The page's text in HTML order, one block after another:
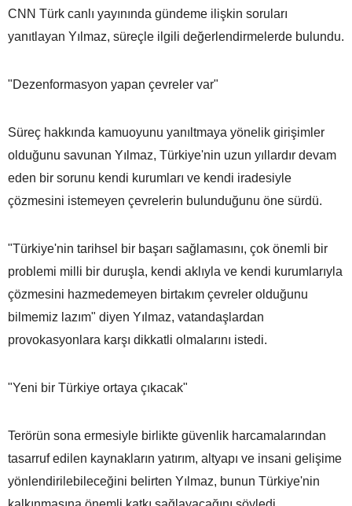
CNN Türk canlı yayınında gündeme ilişkin soruları
yanıtlayan Yılmaz, süreçle ilgili değerlendirmelerde bulundu.
"Dezenformasyon yapan çevreler var"
Süreç hakkında kamuoyunu yanıltmaya yönelik girişimler
olduğunu savunan Yılmaz, Türkiye'nin uzun yıllardır devam
eden bir sorunu kendi kurumları ve kendi iradesiyle
çözmesini istemeyen çevrelerin bulunduğunu öne sürdü.
"Türkiye'nin tarihsel bir başarı sağlamasını, çok önemli bir
problemi milli bir duruşla, kendi aklıyla ve kendi kurumlarıyla
çözmesini hazmedemeyen birtakım çevreler olduğunu
bilmemiz lazım" diyen Yılmaz, vatandaşlardan
provokasyonlara karşı dikkatli olmalarını istedi.
"Yeni bir Türkiye ortaya çıkacak"
Terörün sona ermesiyle birlikte güvenlik harcamalarından
tasarruf edilen kaynakların yatırım, altyapı ve insani gelişime
yönlendirilebileceğini belirten Yılmaz, bunun Türkiye'nin